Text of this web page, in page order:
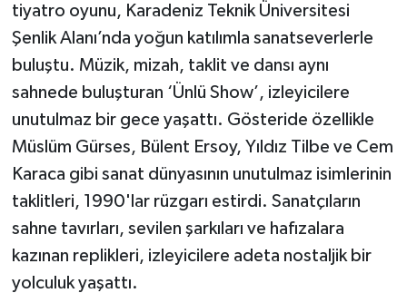
tiyatro oyunu, Karadeniz Teknik Üniversitesi
Şenlik Alanı’nda yoğun katılımla sanatseverlerle
buluştu. Müzik, mizah, taklit ve dansı aynı
sahnede buluşturan ‘Ünlü Show’, izleyicilere
unutulmaz bir gece yaşattı. Gösteride özellikle
Müslüm Gürses, Bülent Ersoy, Yıldız Tilbe ve Cem
Karaca gibi sanat dünyasının unutulmaz isimlerinin
taklitleri, 1990'lar rüzgarı estirdi. Sanatçıların
sahne tavırları, sevilen şarkıları ve hafızalara
kazınan replikleri, izleyicilere adeta nostaljik bir
yolculuk yaşattı.